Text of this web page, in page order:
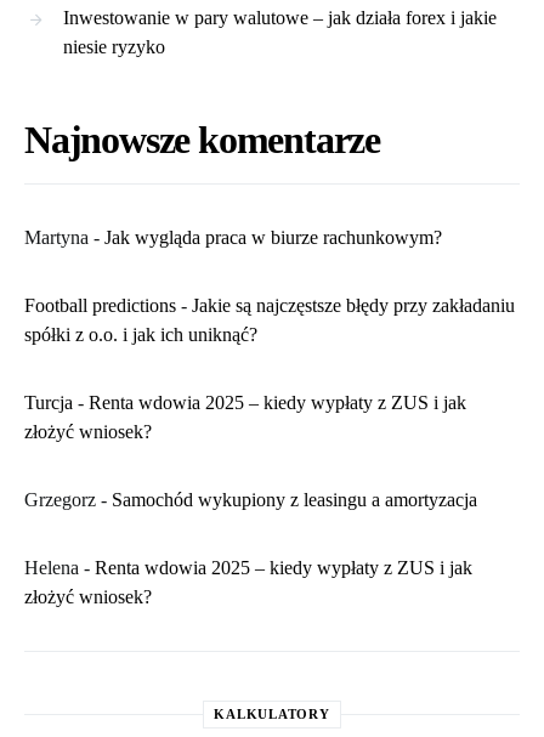
Inwestowanie w pary walutowe – jak działa forex i jakie
niesie ryzyko
Najnowsze komentarze
Martyna - ​Jak wygląda praca w biurze rachunkowym?
Football predictions - Jakie są najczęstsze błędy przy zakładaniu
spółki z o.o. i jak ich uniknąć?
Turcja - Renta wdowia 2025 – kiedy wypłaty z ZUS i jak
złożyć wniosek?
Grzegorz - Samochód wykupiony z leasingu a amortyzacja
Helena - Renta wdowia 2025 – kiedy wypłaty z ZUS i jak
złożyć wniosek?
KALKULATORY